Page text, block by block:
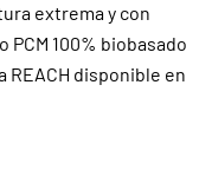
extrema y con
100% biobasado
REACH disponible en